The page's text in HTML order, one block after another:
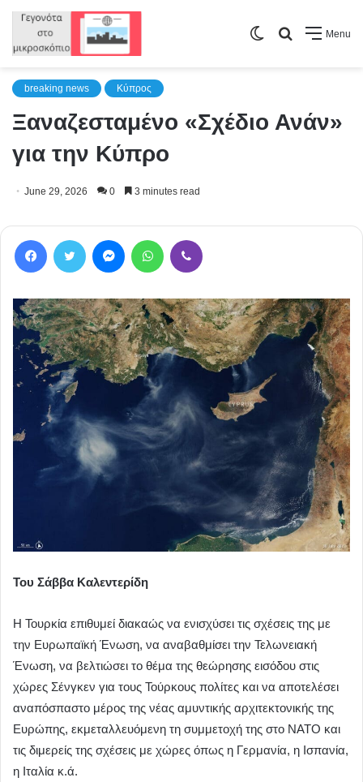
Menu
Search
Switch
breaking news Κύπρος
Ξαναζεσταμένο «Σχέδιο Ανάν»
για την Κύπρο
June 29, 2026 0 3 minutes read
Του Σάββα Καλεντερίδη
Η Τουρκία επιθυμεί διακαώς να ενισχύσει τις σχέσεις της με
την Ευρωπαϊκή Ένωση, να αναβαθμίσει την Τελωνειακή
Ένωση, να βελτιώσει το θέμα της θεώρησης εισόδου στις
χώρες Σένγκεν για τους Τούρκους πολίτες και να αποτελέσει
αναπόσπαστο μέρος της νέας αμυντικής αρχιτεκτονικής της
Ευρώπης, εκμεταλλευόμενη τη συμμετοχή της στο ΝΑΤΟ και
τις διμερείς της σχέσεις με χώρες όπως η Γερμανία, η Ισπανία,
η Ιταλία κ.ά.